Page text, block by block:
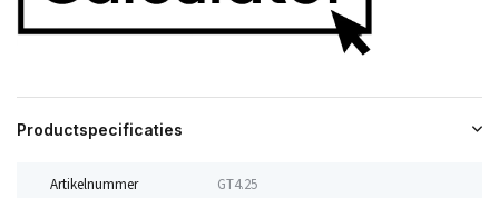
Productspecificaties
Artikelnummer GT4.25